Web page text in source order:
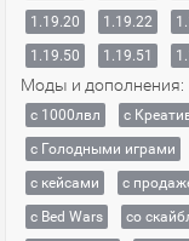
1.19.20
1.19.22
1.19.50
1.19.51
Моды и дополнения:
с 1000лвл c
с Голодными играми
с кейсами
с
с Bed Wars
со